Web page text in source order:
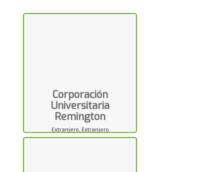
Corporación
Universitaria
Remington
Extranjero, Extranjero